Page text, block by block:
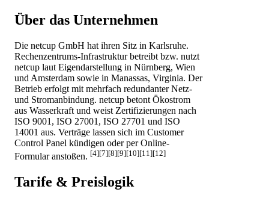
Über das Unternehmen
Die netcup GmbH hat ihren Sitz in Karlsruhe.
Rechenzentrums-Infrastruktur betreibt bzw. nutzt
netcup laut Eigendarstellung in Nürnberg, Wien
und Amsterdam sowie in Manassas, Virginia. Der
Betrieb erfolgt mit mehrfach redundanter Netz-
und Stromanbindung. netcup betont Ökostrom
aus Wasserkraft und weist Zertifizierungen nach
ISO 9001, ISO 27001, ISO 27701 und ISO
14001 aus. Verträge lassen sich im Customer
Control Panel kündigen oder per Online-
Formular anstoßen. [4][7][8][9][10][11][12]
Tarife & Preislogik